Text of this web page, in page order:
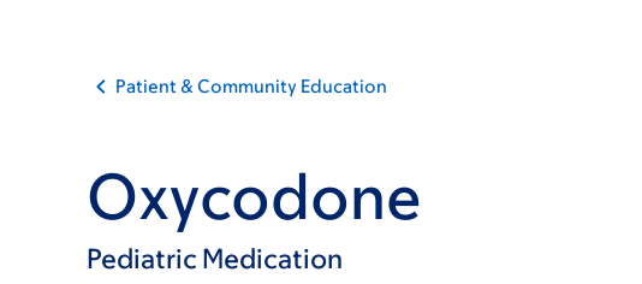
Patient & Community Education
Oxycodone
Pediatric Medication